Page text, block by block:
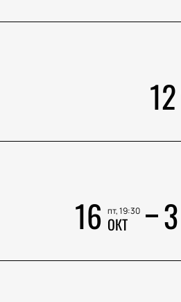
12
16 пт, 19:30
ОКТ 3